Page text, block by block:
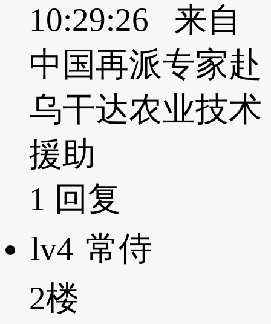
10:29:26 来自
中国再派专家赴
乌干达农业技术
援助
1 回复
lv4 常侍
2楼